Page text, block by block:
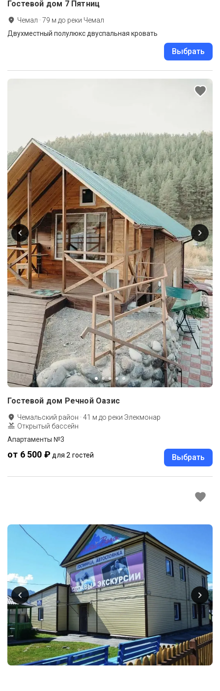
Гостевой дом 7 Пятниц
Чемал ·79 м до реки Чемал
Двухместный полулюкс двуспальная кровать
Выбрать
Гостевой дом Речной Оазис
Чемальский район ·41 м до реки Элекмонар
Открытый бассейн
Апартаменты №3
от 6 500 ₽ для 2 гостей Выбрать